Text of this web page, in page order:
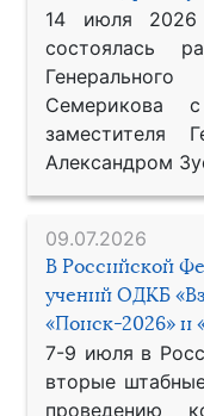
14 июля 2026
состоялась
Семерикова
заместителя
Александром
09.07.2026
В Российской
учений ОДКБ
«Поиск-2026» и
7-9 июля в
вторые
проведению